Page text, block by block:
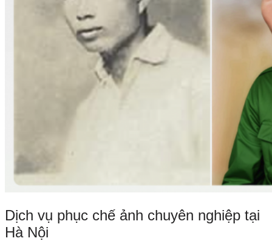
Dịch vụ phục chế ảnh chuyên nghiệp tại
Hà Nội